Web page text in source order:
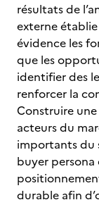
résultats de
externe
évidence les
que les
identifier des
renforcer la
Construire
acteurs du
importants du
buyer
durable afin